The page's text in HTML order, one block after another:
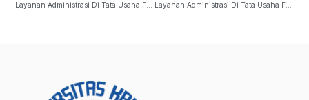
Layanan Administrasi Di Tata Usaha FPB UKSW Selama PPKM Level 4